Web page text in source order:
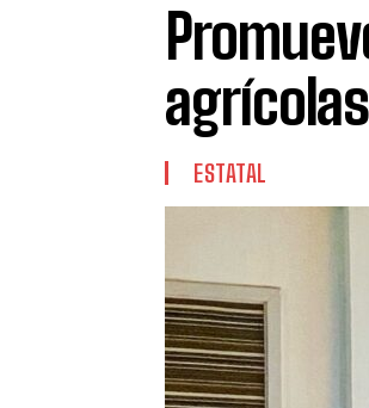
ESTATAL